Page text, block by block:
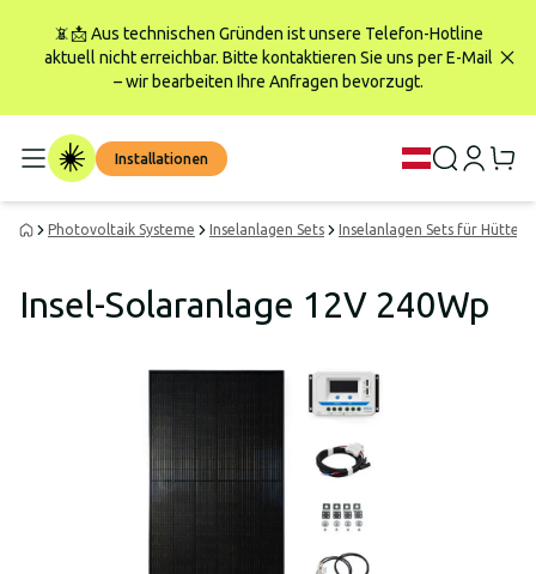
📵📩 Aus technischen Gründen ist unsere Telefon-Hotline
aktuell nicht erreichbar. Bitte kontaktieren Sie uns per E-Mail
– wir bearbeiten Ihre Anfragen bevorzugt.
Installationen
Photovoltaik Systeme Inselanlagen Sets Inselanlagen Sets für Hütten
Insel-Solaranlage 12V 240Wp